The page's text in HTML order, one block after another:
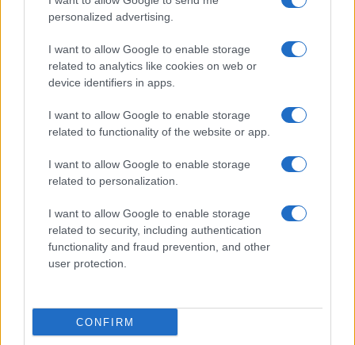
personalized advertising.
I want to allow Google to enable storage
related to analytics like cookies on web or
device identifiers in apps.
I want to allow Google to enable storage
related to functionality of the website or app.
I want to allow Google to enable storage
related to personalization.
I want to allow Google to enable storage
related to security, including authentication
functionality and fraud prevention, and other
user protection.
CONFIRM